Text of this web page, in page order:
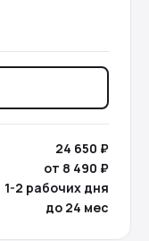
24 650 ₽
от 8 490 ₽
1-2 рабочих дня
до 24 мес